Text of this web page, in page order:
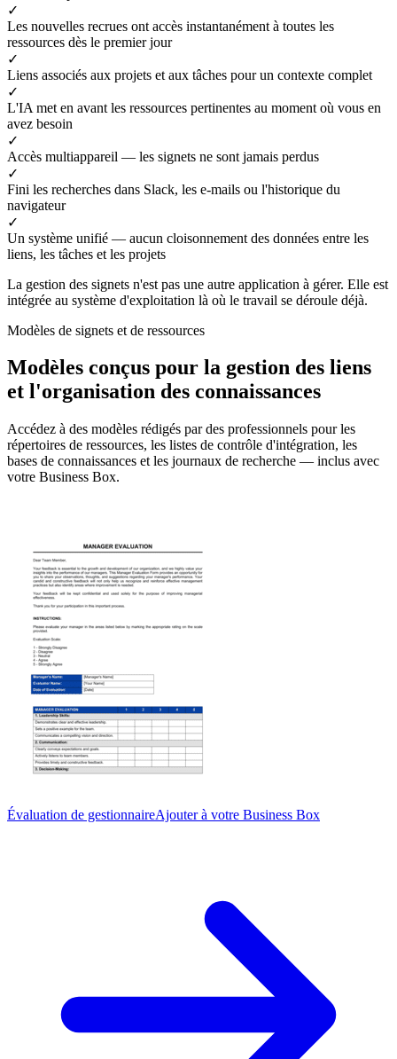
✓
Les nouvelles recrues ont accès instantanément à toutes les
ressources dès le premier jour
✓
Liens associés aux projets et aux tâches pour un contexte complet
✓
L'IA met en avant les ressources pertinentes au moment où vous en
avez besoin
✓
Accès multiappareil — les signets ne sont jamais perdus
✓
Fini les recherches dans Slack, les e-mails ou l'historique du
navigateur
✓
Un système unifié — aucun cloisonnement des données entre les
liens, les tâches et les projets
La gestion des signets n'est pas une autre application à gérer. Elle est
intégrée au système d'exploitation là où le travail se déroule déjà.
Modèles de signets et de ressources
Modèles conçus pour la gestion des liens
et l'organisation des connaissances
Accédez à des modèles rédigés par des professionnels pour les
répertoires de ressources, les listes de contrôle d'intégration, les
bases de connaissances et les journaux de recherche — inclus avec
votre Business Box.
Évaluation de gestionnaireAjouter à votre Business Box